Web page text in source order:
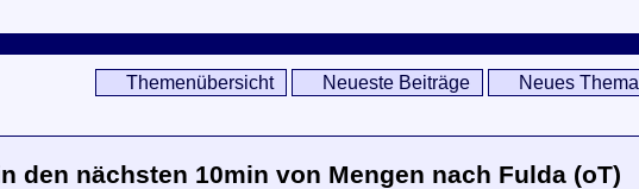
Themenübersicht Neueste Beiträge Neues Thema
den nächsten 10min von Mengen nach Fulda (oT)